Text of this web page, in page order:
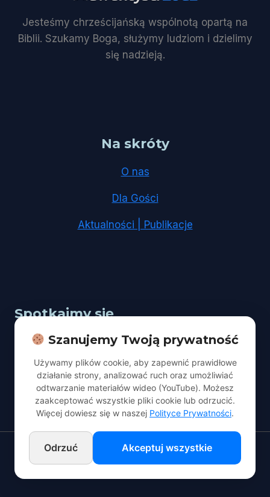
Jesteśmy chrześcijańską wspólnotą opartą na
Biblii. Szukamy Boga, służymy ludziom i dzielimy
się nadzieją.
Na skróty
O nas
Dla Gości
Aktualności | Publikacje
Spotkajmy się
Adres: Łódź, ul. Kopcińskiego 67
Nabożeństwo:sobota godz. 10:00
kontakt@adwentyscilodz.pl
© 2026 Kościół Adwentystów Dnia Siódmego w Łodzi.
Szanujemy Twoją prywatność
Używamy plików cookie, aby zapewnić prawidłowe
działanie strony, analizować ruch oraz umożliwiać
odtwarzanie materiałów wideo (YouTube). Możesz
zaakceptować wszystkie pliki cookie lub odrzucić.
Więcej dowiesz się w naszej Polityce Prywatności.
Odrzuć Akceptuj wszystkie